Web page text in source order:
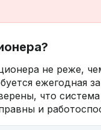
не реже,
ежегодная
что система
и